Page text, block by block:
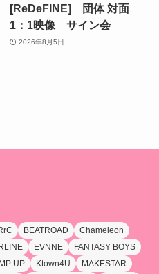
[ReDeFINE] 団体 対面
1：1映像 サイン会
2026年8月5日
BEATROAD
Chameleon
EVNNE
FANTASY BOYS
UP Ktown4U
MAKESTAR